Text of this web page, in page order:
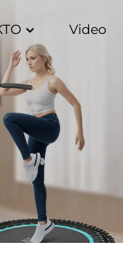
Video